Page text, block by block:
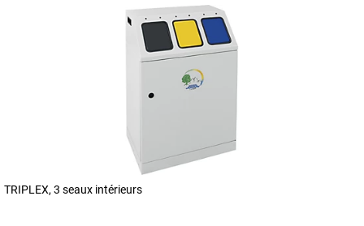
TRIPLEX, 3 seaux intérieurs